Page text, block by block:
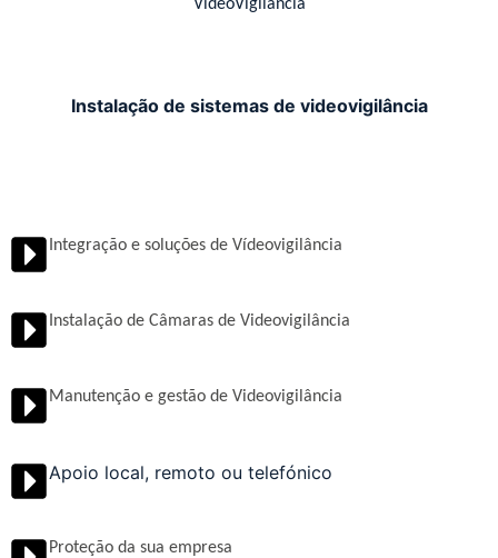
VideoVigilância
Instalação de sistemas de videovigilância
Integração e soluções de Vídeovigilância
Instalação de Câmaras de Videovigilância
Manutenção e gestão de Videovigilância
Apoio local, remoto ou telefónico
Proteção da sua empresa